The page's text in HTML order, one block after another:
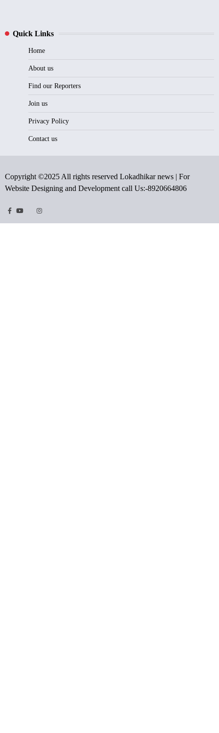
Quick Links
Home
About us
Find our Reporters
Join us
Privacy Policy
Contact us
Copyright ©2025 All rights reserved Lokadhikar news | For
Website Designing and Development call Us:-8920664806
Facebook
Youtube
TwitterInstragram